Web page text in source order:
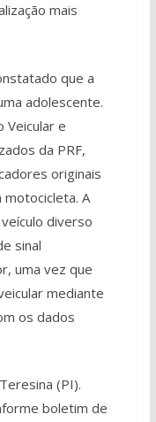
mais
que a
adolescente.
Veicular e
da PRF,
originais
A
diverso
sinal
uma vez que
mediante
os dados
(PI).
boletim de